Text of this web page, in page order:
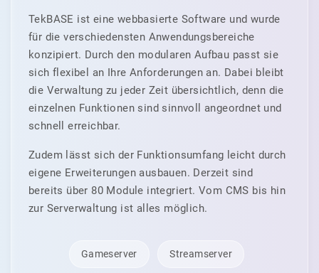
TekBASE ist eine webbasierte Software und wurde
für die verschiedensten Anwendungsbereiche
konzipiert. Durch den modularen Aufbau passt sie
sich flexibel an Ihre Anforderungen an. Dabei bleibt
die Verwaltung zu jeder Zeit übersichtlich, denn die
einzelnen Funktionen sind sinnvoll angeordnet und
schnell erreichbar.
Zudem lässt sich der Funktionsumfang leicht durch
eigene Erweiterungen ausbauen. Derzeit sind
bereits über 80 Module integriert. Vom CMS bis hin
zur Serverwaltung ist alles möglich.
Gameserver Streamserver